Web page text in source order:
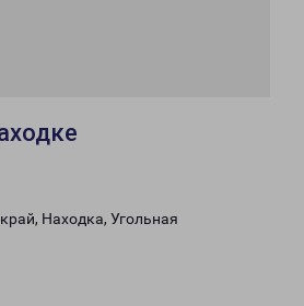
Находка, Угольная